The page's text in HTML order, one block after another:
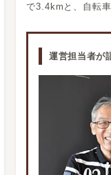
で3.4kmと、自転
運営担当者が